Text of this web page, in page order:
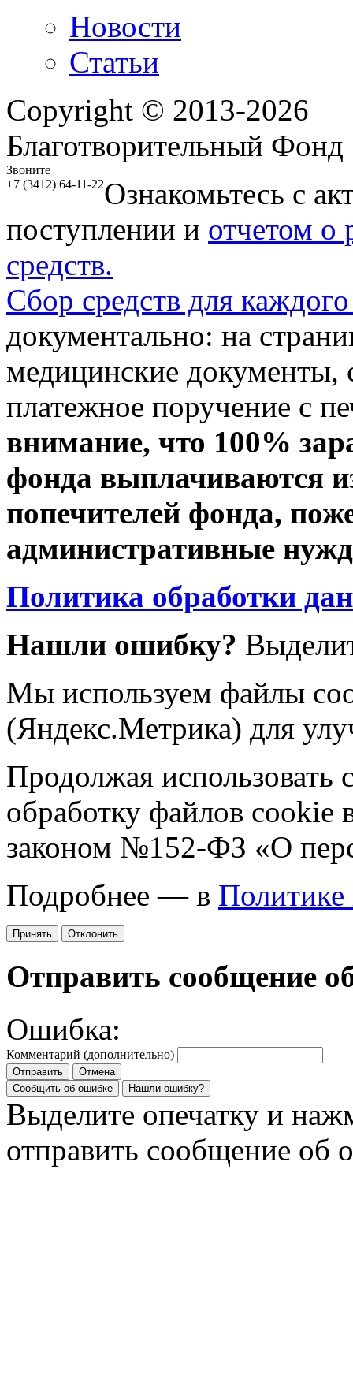
Новости
Статьи
Copyright © 2013-2026
Благотворительный
Звоните
+7 (3412) 64-11-22Ознакомьтесь с
поступлении и отчетом о
средств.
Сбор средств для
документально: на
медицинские документы,
платежное поручение с
внимание, что 100%
фонда выплачиваются
попечителей фонда,
административные
Политика обработки
Нашли ошибку?
Мы используем файлы
(Яндекс.Метрика) для
Продолжая использовать
обработку файлов cookie
законом №152-ФЗ «О
Подробнее — в Политике
Принять Отклонить
Отправить сообщение
Ошибка:
Комментарий (дополнительно)
Отправить
Отмена
Сообщить об ошибке
Нашли ошибку?
Выделите опечатку и
отправить сообщение об